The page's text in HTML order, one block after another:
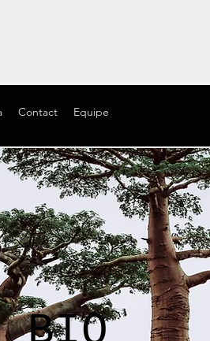
Contact Equipe